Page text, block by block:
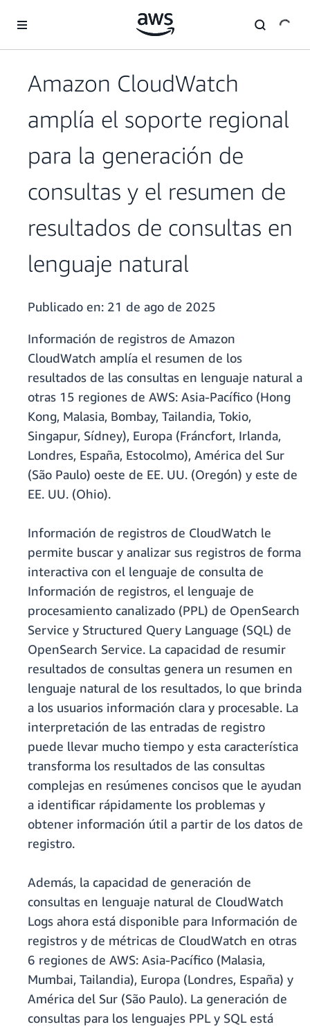
Amazon CloudWatch
amplía el soporte regional
para la generación de
consultas y el resumen de
resultados de consultas en
lenguaje natural
Publicado en: 21 de ago de 2025
Información de registros de Amazon
CloudWatch amplía el resumen de los
resultados de las consultas en lenguaje natural a
otras 15 regiones de AWS: Asia-Pacífico (Hong
Kong, Malasia, Bombay, Tailandia, Tokio,
Singapur, Sídney), Europa (Fráncfort, Irlanda,
Londres, España, Estocolmo), América del Sur
(São Paulo) oeste de EE. UU. (Oregón) y este de
EE. UU. (Ohio).
Información de registros de CloudWatch le
permite buscar y analizar sus registros de forma
interactiva con el lenguaje de consulta de
Información de registros, el lenguaje de
procesamiento canalizado (PPL) de OpenSearch
Service y Structured Query Language (SQL) de
OpenSearch Service. La capacidad de resumir
resultados de consultas genera un resumen en
lenguaje natural de los resultados, lo que brinda
a los usuarios información clara y procesable. La
interpretación de las entradas de registro
puede llevar mucho tiempo y esta característica
transforma los resultados de las consultas
complejas en resúmenes concisos que le ayudan
a identificar rápidamente los problemas y
obtener información útil a partir de los datos de
registro.
Además, la capacidad de generación de
consultas en lenguaje natural de CloudWatch
Logs ahora está disponible para Información de
registros y de métricas de CloudWatch en otras
6 regiones de AWS: Asia-Pacífico (Malasia,
Mumbai, Tailandia), Europa (Londres, España) y
América del Sur (São Paulo). La generación de
consultas para los lenguajes PPL y SQL está